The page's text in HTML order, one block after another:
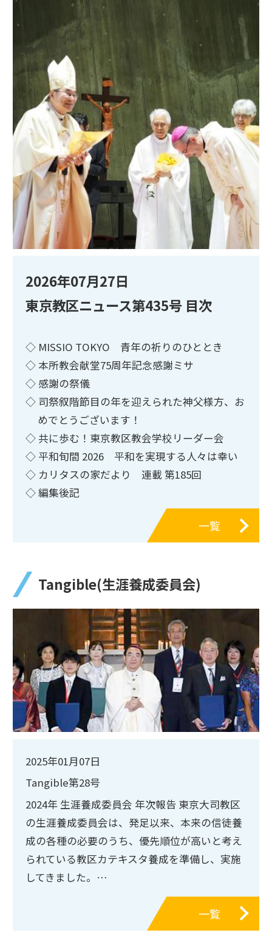
2026年07月27日
東京教区ニュース第435号 目次
◇ MISSIO TOKYO 青年の祈りのひととき
◇ 本所教会献堂75周年記念感謝ミサ
◇ 感謝の祭儀
◇ 司祭叙階節目の年を迎えられた神父様方、お
めでとうございます！
◇ 共に歩む！東京教区教会学校リーダー会
◇ 平和旬間 2026 平和を実現する人々は幸い
◇ カリタスの家だより 連載 第185回
◇ 編集後記
一覧
Tangible(生涯養成委員会)
2025年01月07日
Tangible第28号
2024年 生涯養成委員会 年次報告 東京大司教区
の生涯養成委員会は、発足以来、本来の信徒養
成の各種の必要のうち、優先順位が高いと考え
られている教区カテキスタ養成を準備し、実施
してきました。…
一覧